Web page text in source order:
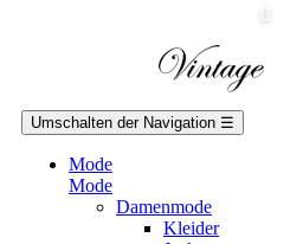
Umschalten der Navigation ☰
Mode
Mode
Damenmode
Kleider